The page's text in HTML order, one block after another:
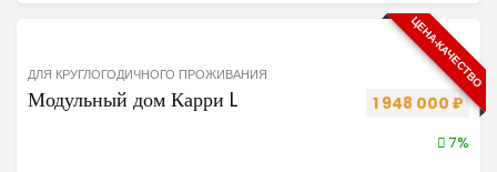
ЦЕНА-КАЧЕСТВО
ДЛЯ КРУГЛОГОДИЧНОГО ПРОЖИВАНИЯ
Модульный дом Карри L 1 948 000 ₽
7%